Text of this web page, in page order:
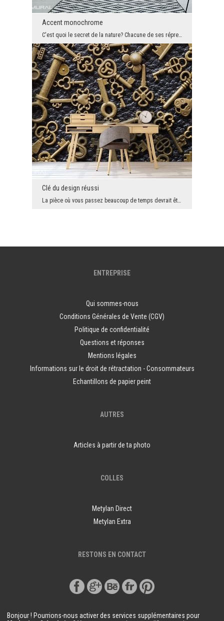
Accent monochrome
C'est quoi le secret de la nature? Chacune de ses répresentations peut être bénéfique. Peu import...
Clé du design réussi
La pièce où vous passez beaucoup de temps devrait être belle et fraîche. Chaque élément doit être...
ENTREPRISE
Qui sommes-nous
Conditions Générales de Vente (CGV)
Politique de confidentialité
Questions et réponses
Mentions légales
Informations sur le droit de rétractation - Consommateurs
Echantillons de papier peint
AUTRES
Articles à partir de ta photo
COLLES
Metylan Direct
Metylan Extra
RESTONS EN CONTACT
Bonjour ! Pourrions-nous activer des services supplémentaires pour